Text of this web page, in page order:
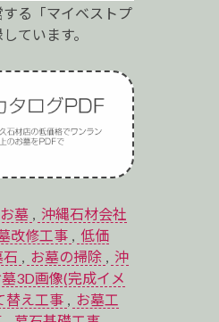
る「マイベストプ
ています。
墓
沖縄石材会社
改修工事
低価
お墓の掃除
沖
3D画像(完成イメ
替え工事
お墓工